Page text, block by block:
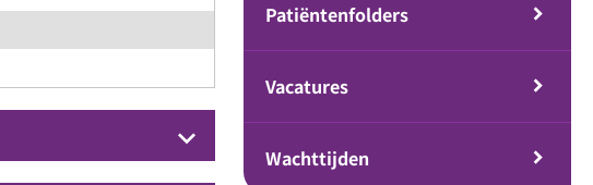
keyboard_arrow_down
Patiëntenfolders
Vacatures
Wachttijden